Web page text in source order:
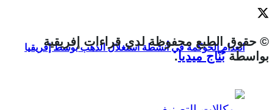
انعدام الحوكمة في أنشطة استغلال الذهب بوسط إفريقيا
© حقوق الطبع محفوظة لدي قراءات إفريقية
بواسطةبُنّاج ميديا.